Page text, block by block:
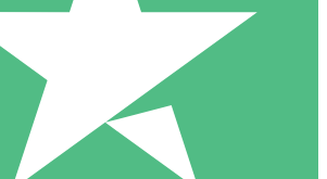
o uso com créditos de download. Sem
1000